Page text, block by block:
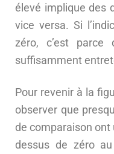
élevé implique des
vice versa. Si
zéro, c’est
suffisamment
Pour revenir à la
observer que
de comparaison
dessus de zéro